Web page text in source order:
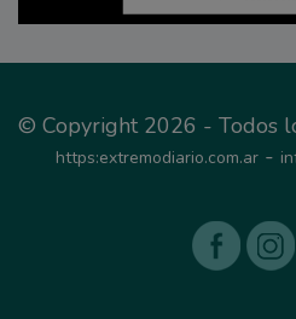
© Copyright 2026 - Todos
https:extremodiario.com.ar -